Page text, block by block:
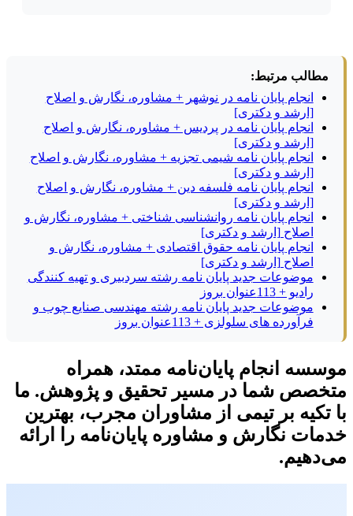
مطالب مرتبط:
انجام پایان نامه در نوشهر + مشاوره، نگارش و اصلاح
[ارشد و دکتری]
انجام پایان نامه در پردیس + مشاوره، نگارش و اصلاح
[ارشد و دکتری]
انجام پایان نامه شیمی تجزیه + مشاوره، نگارش و اصلاح
[ارشد و دکتری]
انجام پایان نامه فلسفه دین + مشاوره، نگارش و اصلاح
[ارشد و دکتری]
انجام پایان نامه روانشناسی شناختی + مشاوره، نگارش و
اصلاح [ارشد و دکتری]
انجام پایان نامه حقوق اقتصادی + مشاوره، نگارش و
اصلاح [ارشد و دکتری]
موضوعات جدید پایان نامه رشته سردبیری و تهیه کنندگی
رادیو + 113عنوان بروز
موضوعات جدید پایان نامه رشته مهندسی صنایع چوب و
فرآورده های سلولزی + 113عنوان بروز
موسسه انجام پایان‌نامه ممتد، همراه
متخصص شما در مسیر تحقیق و پژوهش. ما
با تکیه بر تیمی از مشاوران مجرب، بهترین
خدمات نگارش و مشاوره پایان‌نامه را ارائه
می‌دهیم.